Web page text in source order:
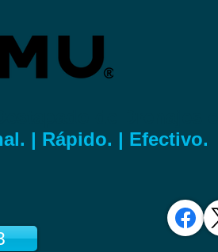
| Rápido. | Efectivo.